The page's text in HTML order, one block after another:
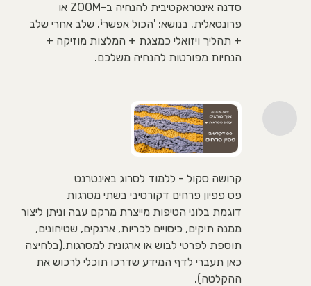
סדנה אינטראקטיבית להנחיה ב-ZOOM או
פרונטאלית. בנושא: 'הכול אפשרי'. שלב אחרי שלב
+ תהליך ויזואלי כמצגת + המלצות מוזיקה +
הנחיות מפורטות להנחיה משלכם.
קרושה סקול - ללמוד לסרוג באינטרנט
פס פפיון פרחים דקורטיבי בשתי מסרגות
דוגמת בלוני הטיפות מייצרת מרקם עבה וניתן ליצור
ממנה תיקים, כיסויים לכריות, ארנקים, שטיחונים,
תוספת לפרטי לבוש או ארגונית למסרגות.(בלחיצה
כאן תעברי לדף המידע שדרכו תוכלי לרכוש את
ההקלטה).